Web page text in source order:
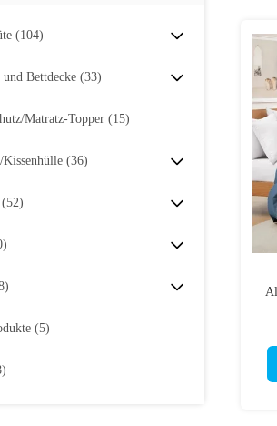
(104)
und Bettdecke (33)
Matratz-Topper (15)
Kissenhülle (36)
(52)
(5)